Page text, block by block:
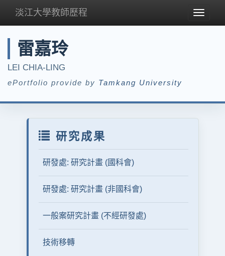
Toggle
淡江大學教師歷程
雷嘉玲
LEI CHIA-LING
ePortfolio provide by Tamkang University
研究成果
研發處: 研究計畫 (國科會)
研發處: 研究計畫 (非國科會)
一般案研究計畫 (不經研發處)
技術移轉